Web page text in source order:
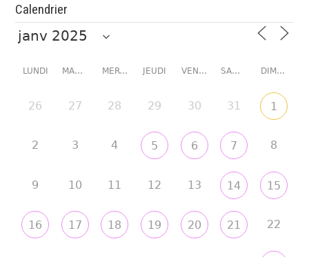
Calendrier
LUNDI MARDI MERCREDI JEUDI VENDREDI SAMEDI DIMANCHE
26 27 28 29 30 31 1
2 3 4 5 6 7 8
9 10 11 12 13 14 15
16 17 18 19 20 21 22